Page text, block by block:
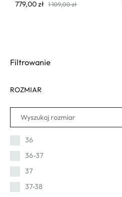
779,00zł 1 109,00zł
Filtrowanie
ROZMIAR
36
36-37
37
37-38